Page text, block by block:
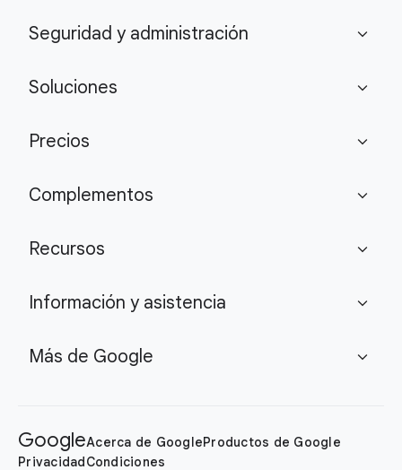
Seguridad y administración expand_more
Soluciones expand_more
Precios expand_more
Complementos expand_more
Recursos expand_more
Información y asistencia expand_more
Más de Google expand_more
GoogleAcerca de GoogleProductos de Google
PrivacidadCondiciones